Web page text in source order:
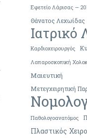
Εφετείο Λάρισας —
Θάνατος Λεχωίδας
Ιατρικό
Καρδιοχειρουργός
Λαπαροσκοπική
Μαιευτική
Μετεγχειρητική
Παθολογοανατόμος
Πλαστικός